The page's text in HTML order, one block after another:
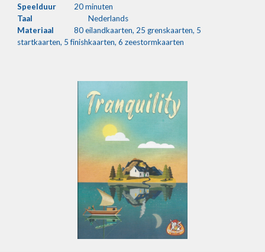
Speelduur
20 minuten
Taal
Nederlands
Materiaal
80 eilandkaarten, 25 grenskaarten, 5
startkaarten, 5 finishkaarten, 6 zeestormkaarten